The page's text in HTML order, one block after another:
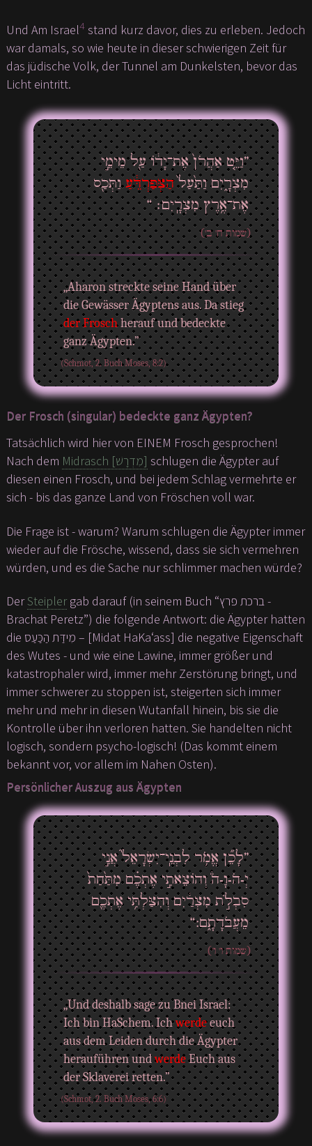
Und Am Israel4 stand kurz davor, dies zu erleben. Jedoch
war damals, so wie heute in dieser schwierigen Zeit für
das jüdische Volk, der Tunnel am Dunkelsten, bevor das
Licht eintritt.
”וַיֵּ֤ט אַהֲרֹן֙ אֶת־יָד֔וֹ עַ֖ל מֵימֵ֣י
מִצְרָ֑יִם וַתַּ֙עַל֙הַצְּפַרְדֵּ֔עַוַתְּכַ֖ס
אֶת־אֶ֥רֶץ מִצְרָֽיִם׃ “
(שמות ח' ב')
„Aharon streckte seine Hand über
die Gewässer Ägyptens aus. Da stieg
der Froschherauf und bedeckte
ganz Ägypten.”
(Schmot, 2. Buch Moses, 8:2)
Der Frosch (singular) bedeckte ganz Ägypten?
Tatsächlich wird hier von EINEM Frosch gesprochen!
Nach dem
Midrasch [מִדְרָשׁ] schlugen die Ägypter auf
diesen einen Frosch, und bei jedem Schlag vermehrte er
sich - bis das ganze Land von Fröschen voll war.
Die Frage ist - warum? Warum schlugen die Ägypter immer
wieder auf die Frösche, wissend, dass sie sich vermehren
würden, und es die Sache nur schlimmer machen würde?
DerSteiplergab darauf (in seinem Buch “ברכת פרץ -
Brachat Peretz”) die folgende Antwort: die Ägypter hatten
die מִידַּת הַכַּעַס – [Midat HaKa‘ass] die negative Eigenschaft
des Wutes - und wie eine Lawine, immer größer und
katastrophaler wird, immer mehr Zerstörung bringt, und
immer schwerer zu stoppen ist, steigerten sich immer
mehr und mehr in diesen Wutanfall hinein, bis sie die
Kontrolle über ihn verloren hatten. Sie handelten nicht
logisch, sondern psycho-logisch! (Das kommt einem
bekannt vor, vor allem im Nahen Osten).
Persönlicher Auszug aus Ägypten
”לָכֵ֞ן אֱמֹ֥ר לִבְנֵֽי־יִשְׂרָאֵל֮ אֲנִ֣י
יְ-הֹ-וָ-ה֒ וְהוֹצֵאתִ֣י אֶתְכֶ֗ם מִתַּ֙חַת֙
סִבְלֹ֣ת מִצְרַ֔יִם וְהִצַּלְתִּ֥י אֶתְכֶ֖ם
מֵעֲבֹדָתָ֑ם:“
(שמות ו' ו')
„Und deshalb sage zu Bnei Israel:
Ich bin HaSchem. Ichwerdeeuch
aus dem Leiden durch die Ägypter
herauführen undwerdeEuch aus
der Sklaverei retten.”
(Schmot, 2. Buch Moses, 6:6)